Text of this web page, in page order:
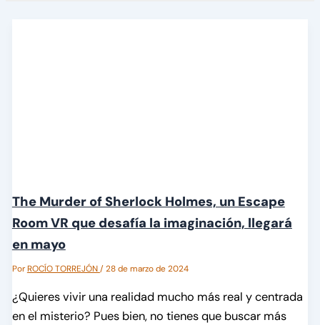
The Murder of Sherlock Holmes, un Escape
Room VR que desafía la imaginación, llegará
en mayo
PorROCÍO TORREJÓN/28 de marzo de 2024
¿Quieres vivir una realidad mucho más real y centrada
en el misterio? Pues bien, no tienes que buscar más